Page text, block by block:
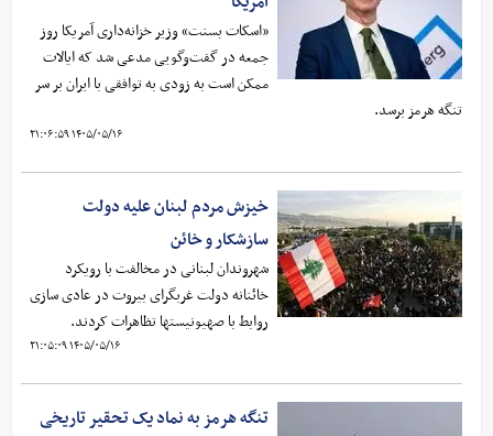
«اسکات بسنت» وزیر خزانه‌داری آمریکا روز
جمعه در گفت‌وگویی مدعی شد که ایالات
ممکن است به زودی به توافقی با ایران بر سر
تنگه هرمز برسد.
۱۴۰۵/۰۵/۱۶ ۲۱:۰۶:۵۹
خیزش مردم لبنان علیه دولت
سازشکار و خائن
شهروندان لبنانی در مخالفت با رویکرد
خائنانه دولت غربگرای بیروت در عادی سازی
روابط با صهیونیستها تظاهرات کردند.
۱۴۰۵/۰۵/۱۶ ۲۱:۰۵:۰۹
تنگه هرمز به نماد یک تحقیر تاریخی